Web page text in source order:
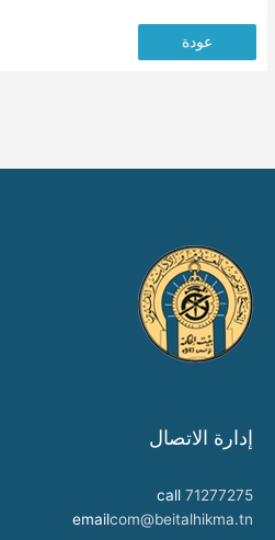
عودة
إدارة الاتصال
call 71277275
emailcom@beitalhikma.tn